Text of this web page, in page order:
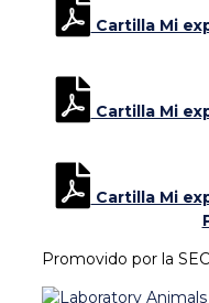
Cartilla Mi
Cartilla Mi
Cartilla Mi
Promovido por la